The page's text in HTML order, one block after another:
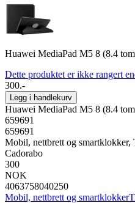
Huawei MediaPad M5 8 (8.4
Dette produktet er ikke rangert
300.-
Legg i handlekurv
Huawei MediaPad M5 8 (8.4
659691
659691
Mobil, nettbrett og
Cadorabo
300
NOK
4063758040250
Mobil, nettbrett og smartklokker